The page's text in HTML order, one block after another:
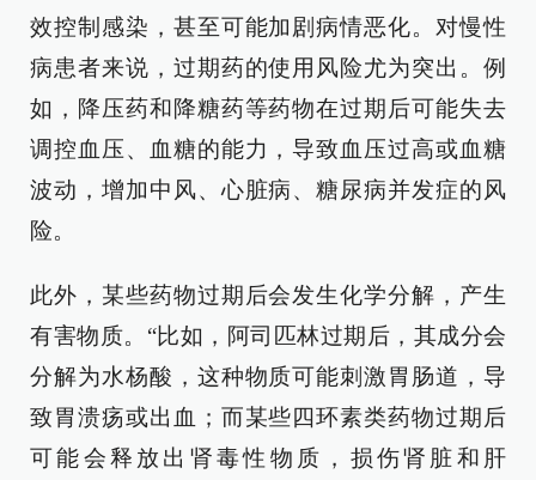
效控制感染，甚至可能加剧病情恶化。对慢性
病患者来说，过期药的使用风险尤为突出。例
如，降压药和降糖药等药物在过期后可能失去
调控血压、血糖的能力，导致血压过高或血糖
波动，增加中风、心脏病、糖尿病并发症的风
险。
此外，某些药物过期后会发生化学分解，产生
有害物质。“比如，阿司匹林过期后，其成分会
分解为水杨酸，这种物质可能刺激胃肠道，导
致胃溃疡或出血；而某些四环素类药物过期后
可能会释放出肾毒性物质，损伤肾脏和肝